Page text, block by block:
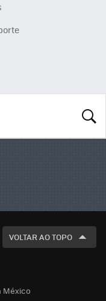
VOLTAR AO TOPO
México